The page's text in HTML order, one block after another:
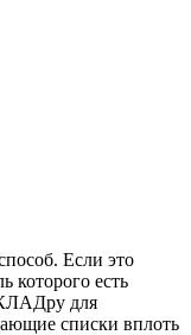
Если это
которого есть
для
списки вплоть